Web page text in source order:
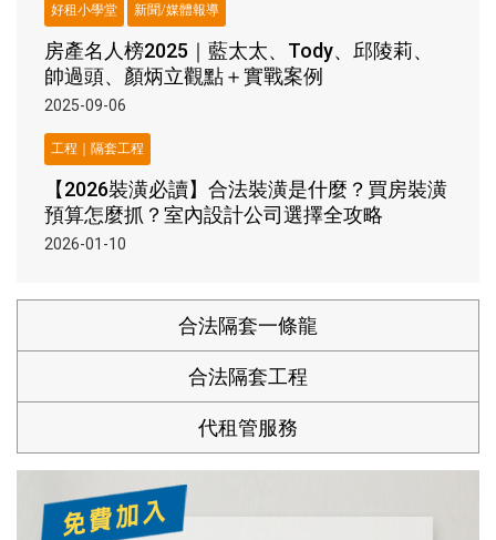
好租小學堂 新聞/媒體報導
房產名人榜2025｜藍太太、Tody、邱陵莉、
帥過頭、顏炳立觀點＋實戰案例
2025-09-06
工程｜隔套工程
【2026裝潢必讀】合法裝潢是什麼？買房裝潢
預算怎麼抓？室內設計公司選擇全攻略
2026-01-10
合法隔套一條龍
合法隔套工程
代租管服務